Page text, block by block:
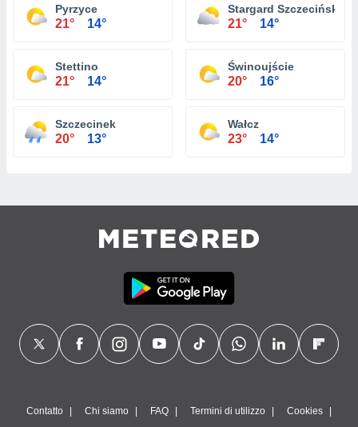
Pyrzyce
21° 14°
Stargard Szczeciński
21° 14°
Stettino
21° 14°
Świnoujście
20° 16°
Szczecinek
20° 13°
Wałcz
23° 14°
Contatto Chi siamo FAQ Termini di utilizzo Cookies